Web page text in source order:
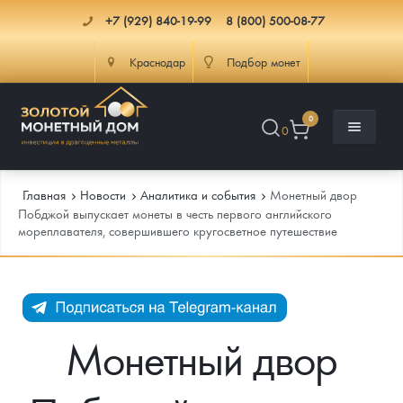
+7 (929) 840-19-99 8 (800) 500-08-77
Краснодар Подбор монет
0
0
Каталог
Каталог Монет
Монеты Россия и СССР
Памятные и старинные монеты
Инфо
Подлинность монет
Главная Новости Аналитика и события
Монетный двор
Побджой выпускает монеты в честь первого английского
мореплавателя, совершившего кругосветное путешествие
Монетный двор